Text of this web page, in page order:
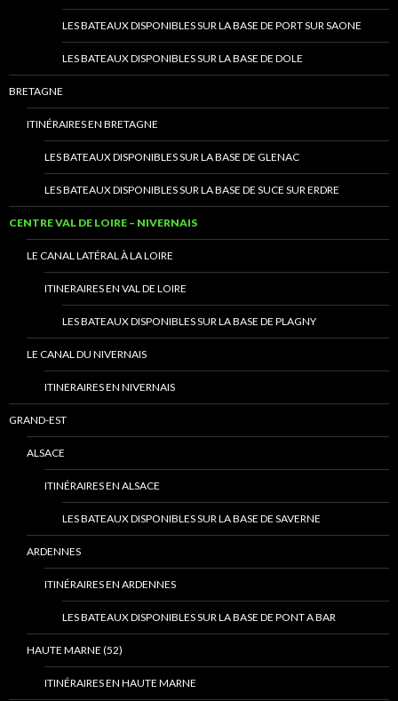
LES BATEAUX DISPONIBLES SUR LA BASE DE PORT SUR SAONE
LES BATEAUX DISPONIBLES SUR LA BASE DE DOLE
BRETAGNE
ITINÉRAIRES EN BRETAGNE
LES BATEAUX DISPONIBLES SUR LA BASE DE GLENAC
LES BATEAUX DISPONIBLES SUR LA BASE DE SUCE SUR ERDRE
CENTRE VAL DE LOIRE – NIVERNAIS
LE CANAL LATÉRAL À LA LOIRE
ITINERAIRES EN VAL DE LOIRE
LES BATEAUX DISPONIBLES SUR LA BASE DE PLAGNY
LE CANAL DU NIVERNAIS
ITINERAIRES EN NIVERNAIS
GRAND-EST
ALSACE
ITINÉRAIRES EN ALSACE
LES BATEAUX DISPONIBLES SUR LA BASE DE SAVERNE
ARDENNES
ITINÉRAIRES EN ARDENNES
LES BATEAUX DISPONIBLES SUR LA BASE DE PONT A BAR
HAUTE MARNE (52)
ITINÉRAIRES EN HAUTE MARNE